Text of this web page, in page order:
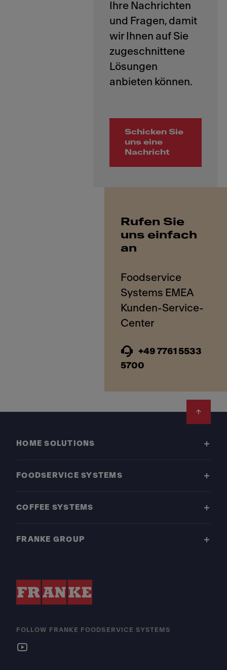
Ihre Nachrichten
und Fragen, damit
wir Ihnen auf Sie
zugeschnittene
Lösungen
Schicken Sie
uns eine
Nachricht
Rufen Sie
uns einfach
an
Foodservice
Systems EMEA
Kunden-Service-
Center
+49 7761 5533
5700
HOME SOLUTIONS
FOODSERVICE SYSTEMS
COFFEE SYSTEMS
FRANKE GROUP
FOLLOW FRANKE FOODSERVICE SYSTEMS